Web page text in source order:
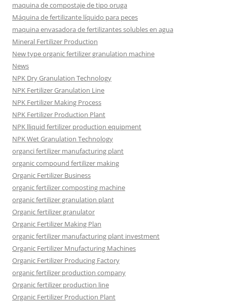
maquina de compostaje de tipo oruga
Máquina de fertilizante líquido para peces
maquina envasadora de fertilizantes solubles en agua
Mineral Fertilizer Production
New type organic fertilizer granulation machine
News
NPK Dry Granulation Technology
NPK Fertilizer Granulation Line
NPK Fertilizer Making Process
NPK Fertilizer Production Plant
NPK lliquid fertilizer production equipment
NPK Wet Granulation Technology
organci fertilizer manufacturing plant
organic compound fertilizer making
Organic Fertilizer Business
organic fertilizer composting machine
organic fertilizer granulation plant
Organic fertilizer granulator
Organic Fertilizer Making Plan
organic fertilizer manufacturing plant investment
Organic Fertilizer Mnufacturing Machines
Organic Fertilizer Producing Factory
organic fertilizer production company
Organic fertilizer production line
Organic Fertilizer Production Plant